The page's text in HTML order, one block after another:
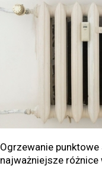
Ogrzewanie
najważniejsze